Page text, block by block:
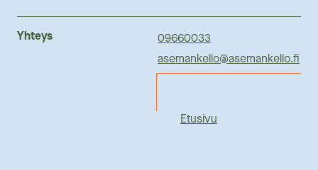
Yhteys
09660033
asemankello@asemankello.fi
Etusivu